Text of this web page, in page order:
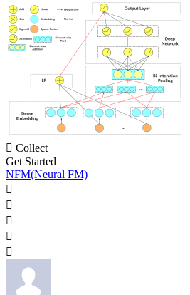
 Collect
Get Started
NFM(Neural FM)




